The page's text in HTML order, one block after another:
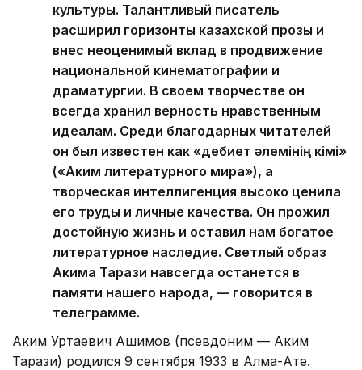
культуры. Талантливый писатель
расширил горизонты казахской прозы и
внес неоценимый вклад в продвижение
национальной кинематографии и
драматургии. В своем творчестве он
всегда хранил верность нравственным
идеалам. Среди благодарных читателей
он был известен как «Әдебиет әлемінің Әкімі»
(«Аким литературного мира»), а
творческая интеллигенция высоко ценила
его труды и личные качества. Он прожил
достойную жизнь и оставил нам богатое
литературное наследие. Светлый образ
Акима Тарази навсегда останется в
памяти нашего народа, — говорится в
телеграмме.
Аким Уртаевич Ашимов (псевдоним — Аким
Тарази) родился 9 сентября 1933 в Алма-Ате.